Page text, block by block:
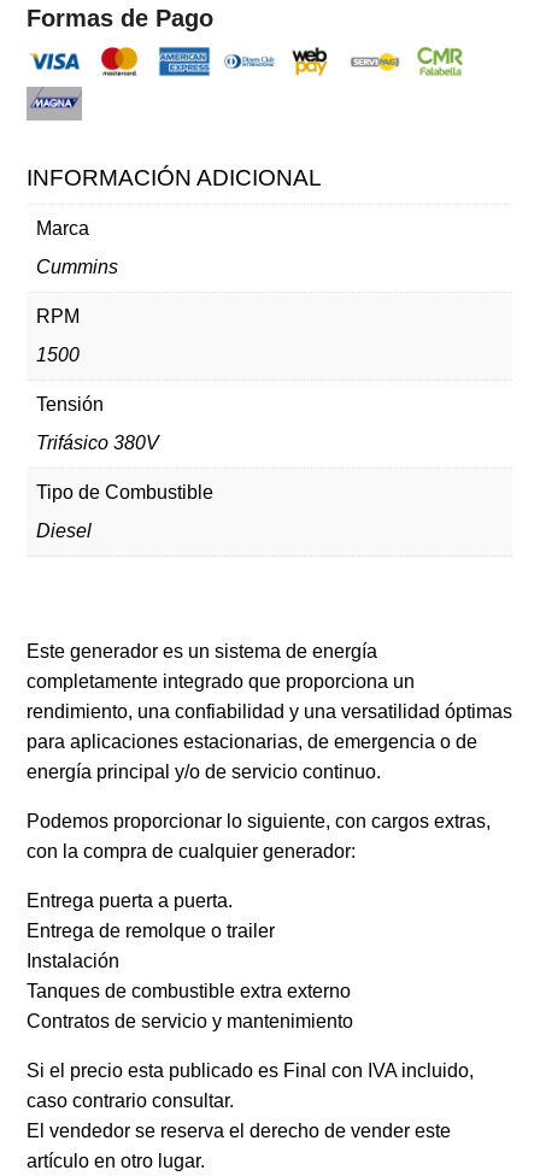
Formas de Pago
INFORMACIÓN ADICIONAL
Marca
Cummins
RPM
1500
Tensión
Trifásico 380V
Tipo de Combustible
Diesel
Este generador es un sistema de energía
completamente integrado que proporciona un
rendimiento, una confiabilidad y una versatilidad óptimas
para aplicaciones estacionarias, de emergencia o de
energía principal y/o de servicio continuo.
Podemos proporcionar lo siguiente, con cargos extras,
con la compra de cualquier generador:
Entrega puerta a puerta.
Entrega de remolque o trailer
Instalación
Tanques de combustible extra externo
Contratos de servicio y mantenimiento
Si el precio esta publicado es Final con IVA incluido,
caso contrario consultar.
El vendedor se reserva el derecho de vender este
artículo en otro lugar.